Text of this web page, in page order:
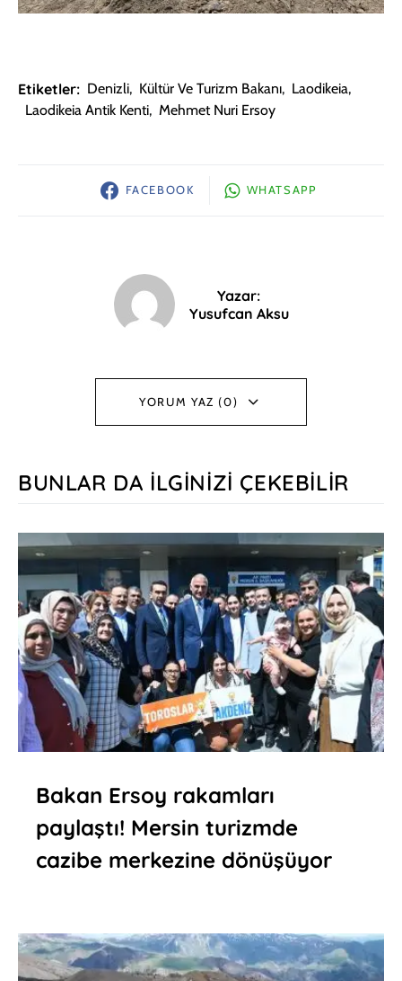
Etiketler: Denizli, Kültür Ve Turizm Bakanı, Laodikeia,
Laodikeia Antik Kenti, Mehmet Nuri Ersoy
FACEBOOK WHATSAPP
Yazar:
Yusufcan Aksu
YORUM YAZ (0)
BUNLAR DA İLGINIZI ÇEKEBILIR
Bakan Ersoy rakamları
paylaştı! Mersin turizmde
cazibe merkezine dönüşüyor